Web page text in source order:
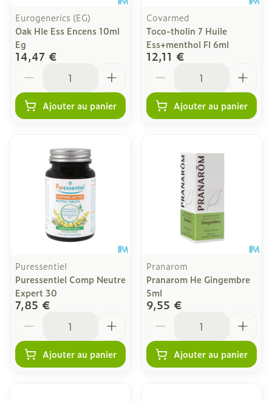
Eurogenerics (EG)
Oak Hle Ess Encens 10ml
Eg
14,47 €
Ajouter au panier
Covarmed
Toco-tholin 7 Huile
Ess+menthol Fl 6ml
12,11 €
Ajouter au panier
Puressentiel
Puressentiel Comp Neutre
Expert 30
7,85 €
Ajouter au panier
Pranarom
Pranarom He Gingembre
5ml
9,55 €
Ajouter au panier